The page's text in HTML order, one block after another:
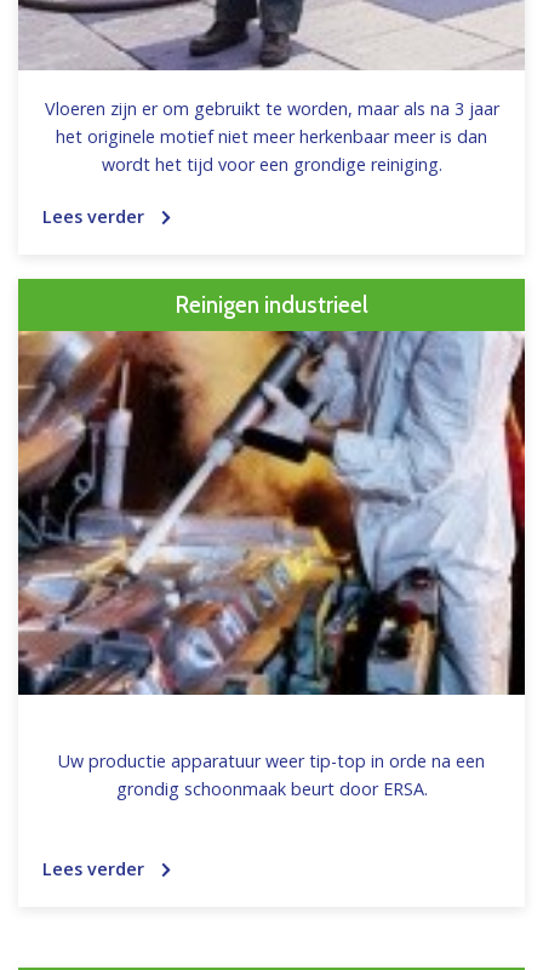
Vloeren zijn er om gebruikt te worden, maar als na 3 jaar
het originele motief niet meer herkenbaar meer is dan
wordt het tijd voor een grondige reiniging.
Lees verder
Reinigen industrieel
Uw productie apparatuur weer tip-top in orde na een
grondig schoonmaak beurt door ERSA.
Lees verder